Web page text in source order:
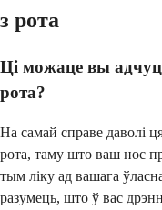
з рота
Ці можаце вы
рота?
На самай справе даволі
рота, таму што ваш нос
тым ліку ад вашага
разумець, што ў вас